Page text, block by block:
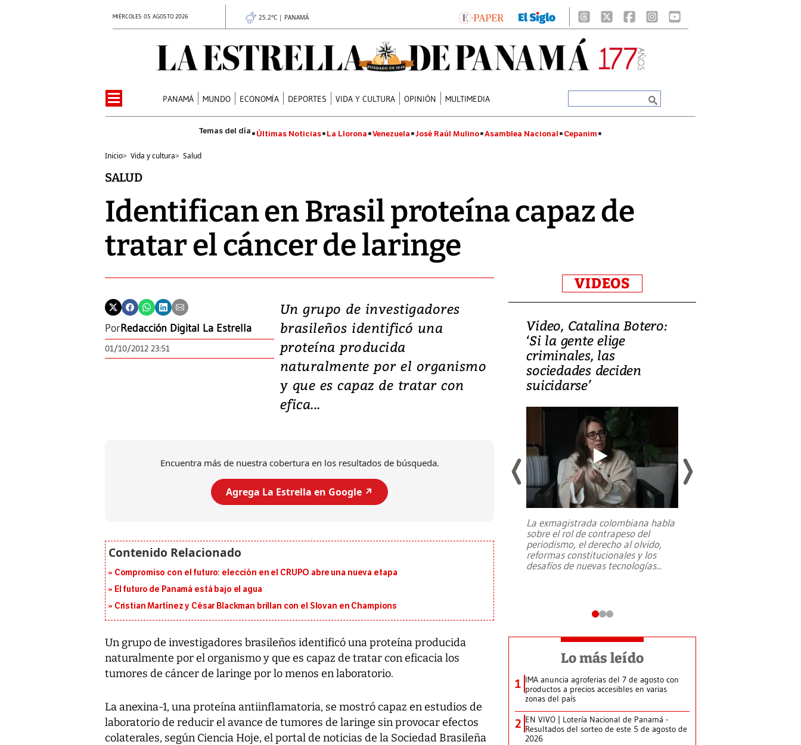
MIÉRCOLES 05 AGOSTO 2026 25.2°C | PANAMÁ
PANAMÁ MUNDO ECONOMÍA DEPORTES VIDA Y CULTURA OPINIÓN MULTIMEDIA
Últimas Noticias La Llorona Venezuela José Raúl Mulino Asamblea Nacional Cepanim
Inicio> Vida y cultura> Salud
SALUD
Identifican en Brasil proteína capaz de
tratar el cáncer de laringe
PorRedacción Digital La Estrella
01/10/2012 23:51
Un grupo de investigadores
brasileños identificó una
proteína producida
naturalmente por el organismo
y que es capaz de tratar con
efica...
Encuentra más de nuestra cobertura en los resultados de búsqueda.
Agrega La Estrella en Google ↗️
Compromiso con el futuro: elección en el CRUPO abre una nueva etapa
El futuro de Panamá está bajo el agua
Cristian Martínez y César Blackman brillan con el Slovan en Champions
Un grupo de investigadores brasileños identificó una proteína producida
naturalmente por el organismo y que es capaz de tratar con eficacia los
tumores de cáncer de laringe por lo menos en laboratorio.
La anexina-1, una proteína antiinflamatoria, se mostró capaz en estudios de
laboratorio de reducir el avance de tumores de laringe sin provocar efectos
colaterales, según Ciencia Hoje, el portal de noticias de la Sociedad Brasileña
VIDEOS
Video, Japón: Terremoto
deja heridos y graves
daños en Kumamoto
Un fuerte terremoto de magnitud
7,1 se registró este martes 28 de
Video, Catalina Botero:
‘Si la gente elige
criminales, las
sociedades deciden
suicidarse’
La exmagistrada colombiana habla
sobre el rol de contrapeso del
periodismo, el derecho al olvido,
reformas constitucionales y los
desafíos de nuevas tecnologías...
Lo más leído
1 IMA anuncia agroferias del 7 de agosto con
productos a precios accesibles en varias
zonas del país
2 EN VIVO | Lotería Nacional de Panamá -
Resultados del sorteo de este 5 de agosto de
2026